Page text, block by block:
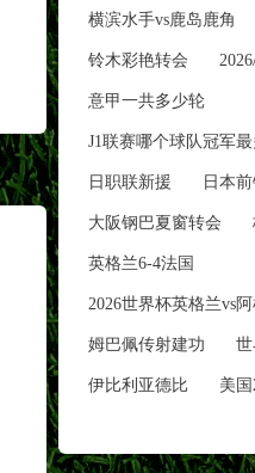
横滨水手vs鹿岛鹿角
铃木彩艳转会
意甲一共多少轮
J1联赛哪个球队冠军最
日职联新援 日本
大阪钢巴夏窗转会
英格兰6-4法国
2026世界杯英格兰vs
姆巴佩传射建功
伊比利亚德比 美